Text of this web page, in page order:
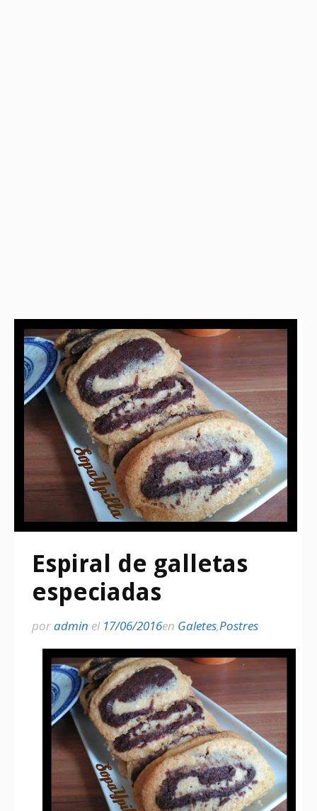
Espiral de galletas
especiadas
poradmin el 17/06/2016en Galetes,Postres